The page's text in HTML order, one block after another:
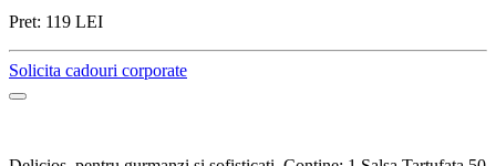
Pret: 119 LEI
Solicita cadouri corporate